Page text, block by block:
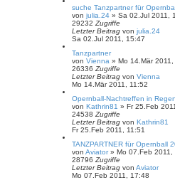
suche Tanzpartner für
von julia.24 » Sa 02.Jul 2011,
29232 Zugriffe
Letzter Beitrag von julia.24
Sa 02.Jul 2011, 15:47
Tanzpartner
von Vienna » Mo 14.Mär 2011,
26336 Zugriffe
Letzter Beitrag von Vienna
Mo 14.Mär 2011, 11:52
Opernball-Nachtreffen in
von Kathrin81 » Fr 25.Feb
24538 Zugriffe
Letzter Beitrag von Kathrin81
Fr 25.Feb 2011, 11:51
TANZPARTNER für Opernball
von Aviator» Mo 07.Feb 2011,
28796 Zugriffe
Letzter Beitrag von Aviator
Mo 07.Feb 2011, 17:48